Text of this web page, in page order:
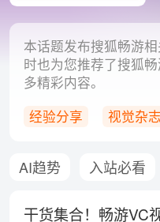
本话题发布搜狐畅游
时也为您推荐了搜狐
多精彩内容。
经验分享
视觉杂志
AI趋势 入站必看
干货集合！畅游VC